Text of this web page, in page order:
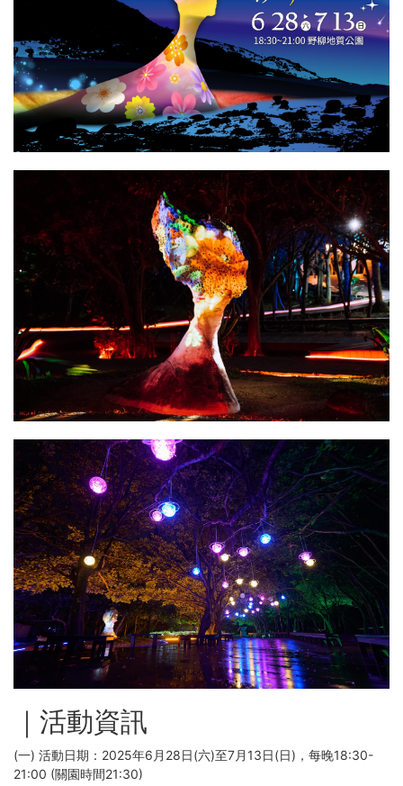
｜活動資訊
(一) 活動日期：2025年6月28日(六)至7月13日(日)，每晚18:30-
21:00 (關園時間21:30)